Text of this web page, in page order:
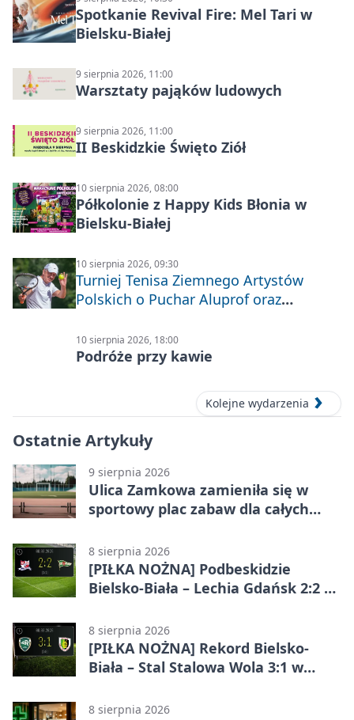
Spotkanie Revival Fire: Mel Tari w
Bielsku-Białej
9 sierpnia 2026, 11:00
Warsztaty pająków ludowych
9 sierpnia 2026, 11:00
II Beskidzkie Święto Ziół
10 sierpnia 2026, 08:00
Półkolonie z Happy Kids Błonia w
Bielsku-Białej
10 sierpnia 2026, 09:30
Turniej Tenisa Ziemnego Artystów
Polskich o Puchar Aluprof oraz
Puchar Prezydenta Miasta Bielska-
Białej
10 sierpnia 2026, 18:00
Podróże przy kawie
Kolejne wydarzenia
Ostatnie Artykuły
9 sierpnia 2026
Ulica Zamkowa zamieniła się w
sportowy plac zabaw dla całych
8 sierpnia 2026
[PIŁKA NOŻNA] Podbeskidzie
Bielsko-Biała – Lechia Gdańsk 2:2 w
Bielsku-Białej
8 sierpnia 2026
[PIŁKA NOŻNA] Rekord Bielsko-
Biała – Stal Stalowa Wola 3:1 w
8 sierpnia 2026